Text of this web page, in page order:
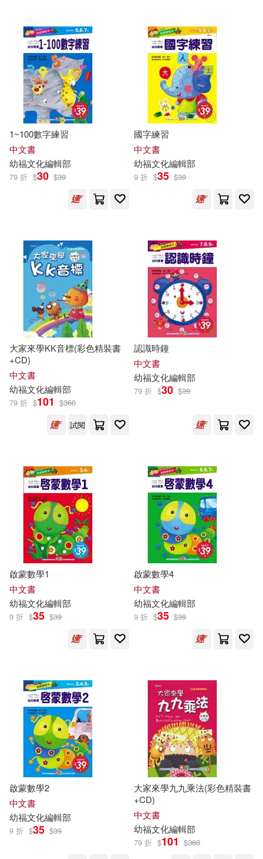
陳盈君(2)
陳郁蓁(2)
黃輝鵬(2) 吉兒．巴克蓮(1)
夏莉法‧奧本海默(1)
巫柏翰(1) 幼福編輯部(1)
韓國桂林出版社(1)
可港澳店取(85)
可新加坡店取(85)
可菲律賓店取(85)
電子書 (可複選)
適合手機平板閱讀(2)
其他 (可複選)
現在可購買商品(176)
作者/演唱/譯/編/繪(164)
價格
範圍
1~100數字練習
中文書
幼福文化編輯部
79 折 $30 $39
國字練習
中文書
幼福文化編輯部
9 折 $35 $39
大家來學KK音標(彩色精裝書
+CD)
中文書
幼福文化編輯部
79 折 $101 $360
試閱
認識時鐘
中文書
幼福文化編輯部
79 折 $30 $39
啟蒙數學1
中文書
幼福文化編輯部
9 折 $35 $39
啟蒙數學4
中文書
幼福文化編輯部
9 折 $35 $39
啟蒙數學2
中文書
幼福文化編輯部
9 折 $35 $39
大家來學九九乘法(彩色精裝書
+CD)
中文書
幼福文化編輯部
79 折 $101 $360